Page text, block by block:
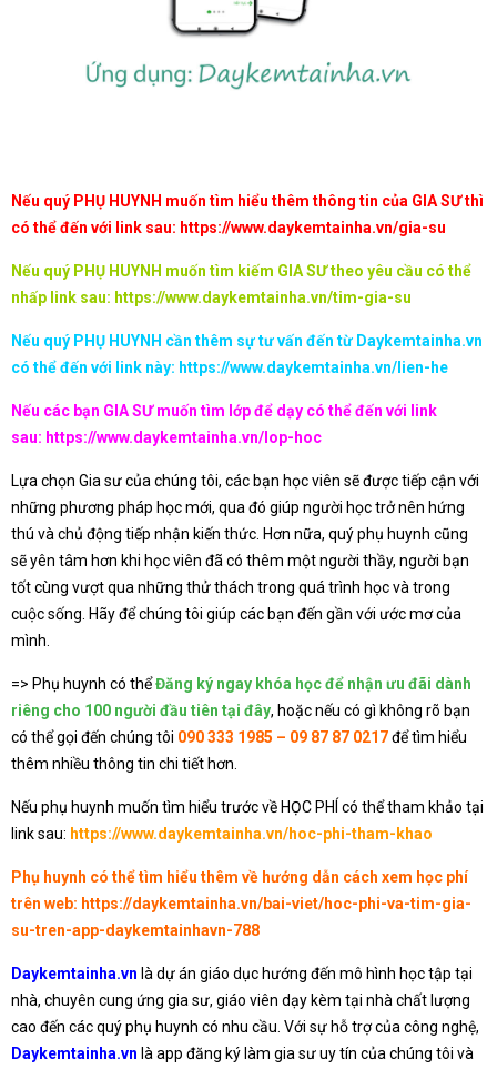
Nếu quý PHỤ HUYNH muốn tìm hiểu thêm thông tin của GIA SƯ thì
có thể đến với link sau: https://www.daykemtainha.vn/gia-su
Nếu quý PHỤ HUYNH muốn tìm kiếm GIA SƯ theo yêu cầu có thể
nhấp link sau: https://www.daykemtainha.vn/tim-gia-su
Nếu quý PHỤ HUYNH cần thêm sự tư vấn đến từ Daykemtainha.vn
có thể đến với link này: https://www.daykemtainha.vn/lien-he
Nếu các bạn GIA SƯ muốn tìm lớp để dạy có thể đến với link
sau: https://www.daykemtainha.vn/lop-hoc
Lựa chọn Gia sư của chúng tôi, các bạn học viên sẽ được tiếp cận với
những phương pháp học mới, qua đó giúp người học trở nên hứng
thú và chủ động tiếp nhận kiến thức. Hơn nữa, quý phụ huynh cũng
sẽ yên tâm hơn khi học viên đã có thêm một người thầy, người bạn
tốt cùng vượt qua những thử thách trong quá trình học và trong
cuộc sống. Hãy để chúng tôi giúp các bạn đến gần với ước mơ của
mình.
=> Phụ huynh có thểĐăng ký ngay khóa học để nhận ưu đãi dành
riêng cho 100 người đầu tiên tại đây, hoặc nếu có gì không rõ bạn
có thể gọi đến chúng tôi 090 333 1985 – 09 87 87 0217để tìm hiểu
thêm nhiều thông tin chi tiết hơn.
Nếu phụ huynh muốn tìm hiểu trước về HỌC PHÍ có thể tham khảo tại
link sau: https://www.daykemtainha.vn/hoc-phi-tham-khao
Phụ huynh có thể tìm hiểu thêm về hướng dẫn cách xem học phí
trên web: https://daykemtainha.vn/bai-viet/hoc-phi-va-tim-gia-
su-tren-app-daykemtainhavn-788
Daykemtainha.vn là dự án giáo dục hướng đến mô hình học tập tại
nhà, chuyên cung ứng gia sư, giáo viên dạy kèm tại nhà chất lượng
cao đến các quý phụ huynh có nhu cầu. Với sự hỗ trợ của công nghệ,
Daykemtainha.vn là app đăng ký làm gia sư uy tín của chúng tôi và